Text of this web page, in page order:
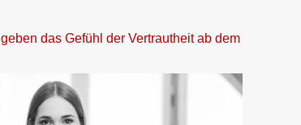
das Gefühl der Vertrautheit ab dem